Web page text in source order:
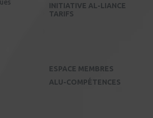
INITIATIVE AL-LIANCE
TARIFS
ESPACE MEMBRES
ALU-COMPÉTENCES